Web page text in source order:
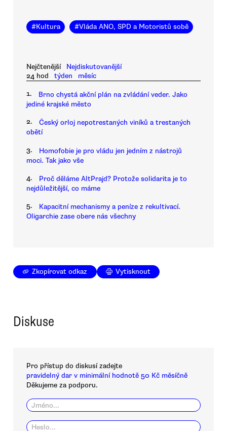
#Kultura #Vláda ANO, SPD a Motoristů sobě
Nejčtenější
Nejdiskutovanější
24 hod
týden měsíc
1.
Brno chystá akční plán na zvládání veder. Jako
jediné krajské město
2.
Český orloj nepotrestaných viníků a trestaných
obětí
3.
Homofobie je pro vládu jen jedním z nástrojů
moci. Tak jako vše
4.
Proč děláme AltPrajd? Protože solidarita je to
nejdůležitější, co máme
5.
Kapacitní mechanismy a peníze z rekultivací.
Oligarchie zase obere nás všechny
Zkopírovat odkaz Vytisknout
Diskuse
Pro přístup do diskusí zadejte
pravidelný dar v minimální hodnotě 50 Kč měsíčně
Děkujeme za podporu.